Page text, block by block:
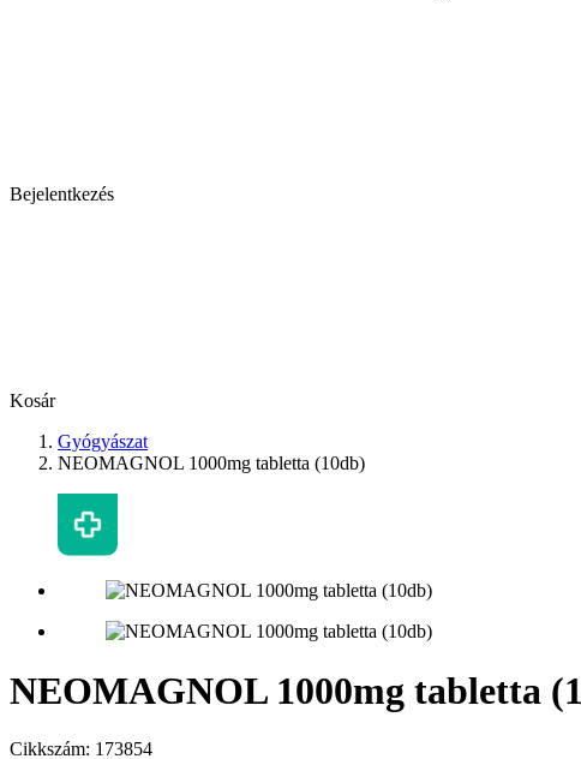
Bejelentkezés
Kosár
Gyógyászat
NEOMAGNOL 1000mg tabletta (10db)
NEOMAGNOL 1000mg tabletta
Cikkszám: 173854